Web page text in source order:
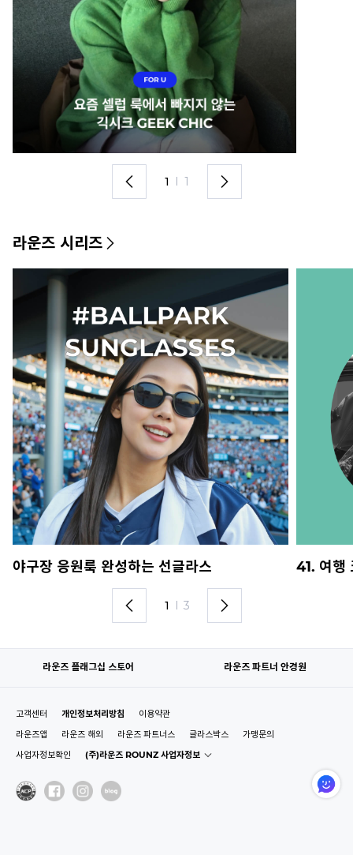
1 1
라운즈 시리즈
야구장 응원룩 완성하는 선글라스 41. 여행
1 3
라운즈 플래그십 스토어 라운즈 파트너 안경원
고객센터 개인정보처리방침
이용약관
라운즈앱
라운즈 해외 라운즈 파트너스 글라스박스
가맹문의
사업자정보확인
(주)라운즈 ROUNZ 사업자정보